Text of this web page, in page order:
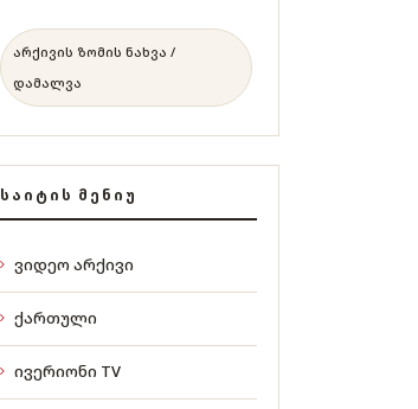
არქივის ზომის ნახვა /
დამალვა
ᲡᲐᲘᲢᲘᲡ ᲛᲔᲜᲘᲣ
ვიდეო არქივი
ქართული
ივერიონი TV